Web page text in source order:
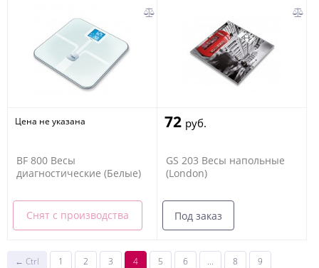
Цена не указана
BF 800 Весы
диагностические (Белые)
Снят с производства
72 руб.
GS 203 Весы напольные
(London)
Под заказ
← Ctrl 1 2 3 4 5 6 ... 8
9